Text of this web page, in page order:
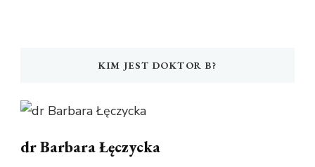
KIM JEST DOKTOR B?
dr Barbara Łęczycka